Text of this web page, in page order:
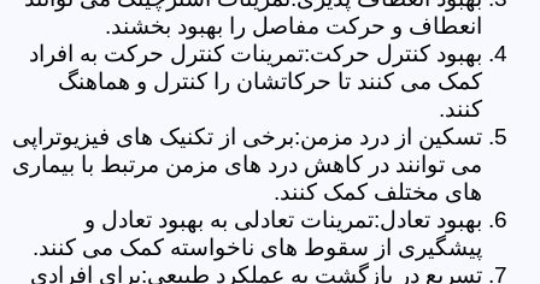
انعطاف و حرکت مفاصل را بهبود بخشند.
بهبود کنترل حرکت:تمرینات کنترل حرکت به افراد
کمک می کنند تا حرکاتشان را کنترل و هماهنگ
کنند.
تسکین از درد مزمن:برخی از تکنیک های فیزیوتراپی
می توانند در کاهش درد های مزمن مرتبط با بیماری
های مختلف کمک کنند.
بهبود تعادل:تمرینات تعادلی به بهبود تعادل و
پیشگیری از سقوط های ناخواسته کمک می کنند.
تسریع در بازگشت به عملکرد طبیعی:برای افرادی